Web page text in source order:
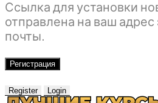
Ссылка для установки
отправлена ​​на ваш
почты.
Регистрация
Register Login